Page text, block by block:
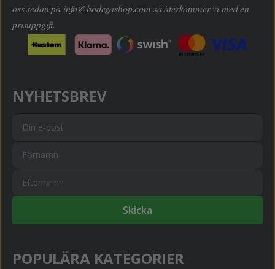
oss sedan på info@bodegashop.com så återkommer vi med en
prisuppgift.
NYHETSBREV
Skicka
POPULÄRA KATEGORIER